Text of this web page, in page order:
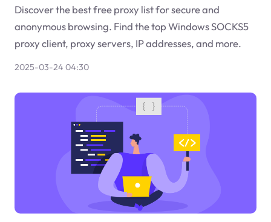
Discover the best free proxy list for secure and
anonymous browsing. Find the top Windows SOCKS5
proxy client, proxy servers, IP addresses, and more.
2025-03-24 04:30